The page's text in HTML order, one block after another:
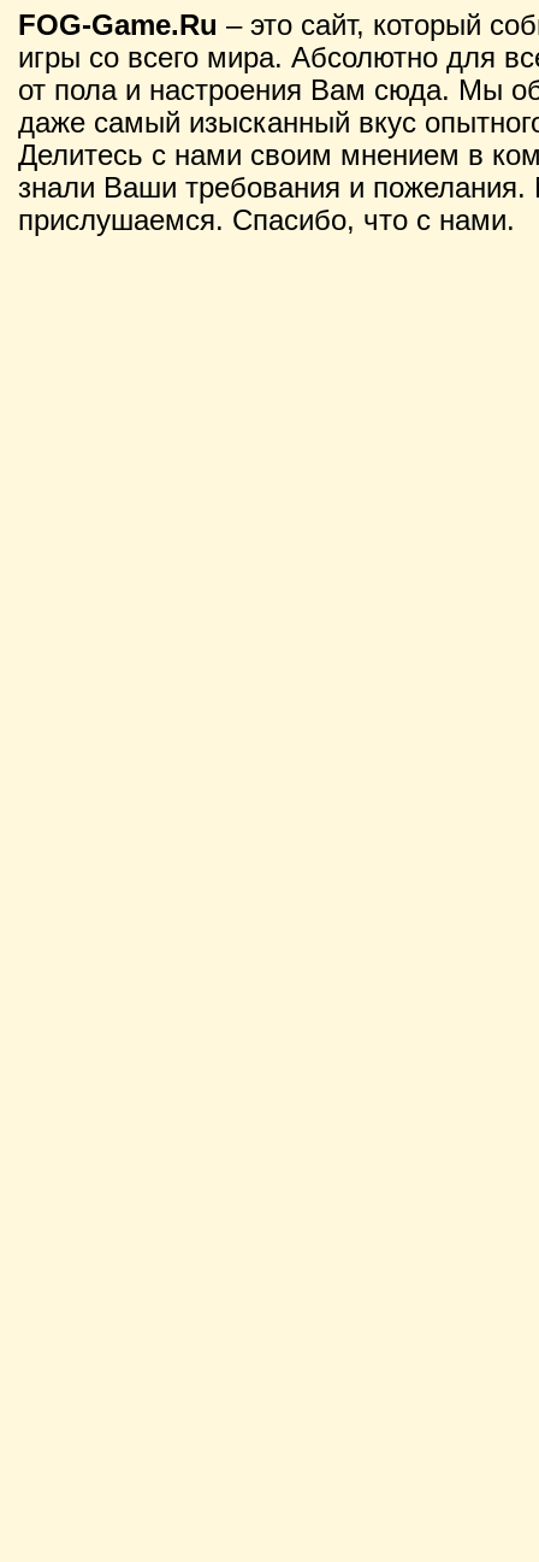
FOG-Game.Ru – это сайт, который
игры со всего мира. Абсолютно для
от пола и настроения Вам сюда. Мы
даже самый изысканный вкус
Делитесь с нами своим мнением в
знали Ваши требования и
прислушаемся. Спасибо, что с нами.